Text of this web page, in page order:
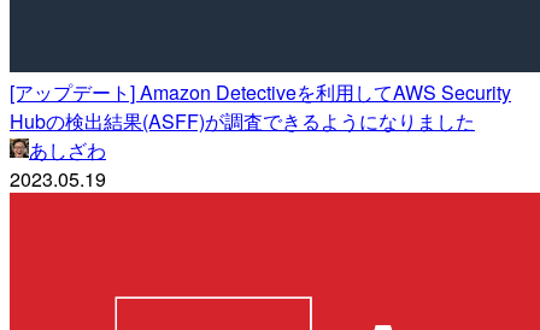
[アップデート] Amazon Detectiveを利用してAWS Security
Hubの検出結果(ASFF)が調査できるようになりました
あしざわ
2023.05.19